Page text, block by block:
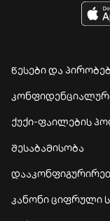
წესები და
ქუქი-ფაილების
შესაბამისობა
კანონი ციფრული